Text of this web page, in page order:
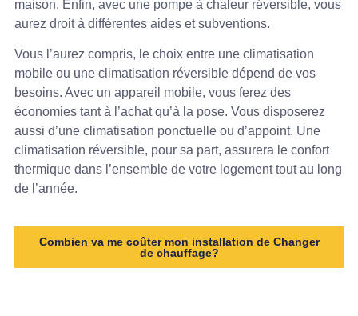
maison. Enfin, avec une pompe à chaleur réversible, vous
aurez droit à différentes aides et subventions.
Vous l’aurez compris, le choix entre une climatisation
mobile ou une climatisation réversible dépend de vos
besoins. Avec un appareil mobile, vous ferez des
économies tant à l’achat qu’à la pose. Vous disposerez
aussi d’une climatisation ponctuelle ou d’appoint. Une
climatisation réversible, pour sa part, assurera le confort
thermique dans l’ensemble de votre logement tout au long
de l’année.
Combien va me coûter mon installation de Changer
de chauffage?